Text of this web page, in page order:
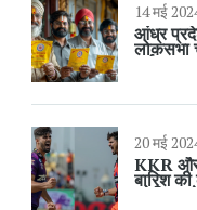
14 मई
आंध्र
लोकसभा
20 मई
KKR और
बारिश
स्टेडियम